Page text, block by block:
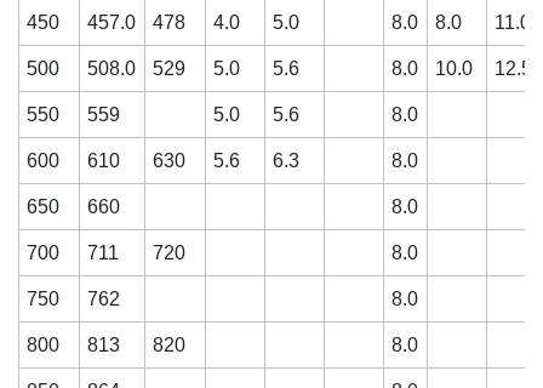
450 457.0 478 4.0 5.0 8.0 8.0 11.0
500 508.0 529 5.0 5.6 8.0 10.0 12.5
550 559 5.0 5.6 8.0
600 610 630 5.6 6.3 8.0
650 660 8.0
700 711 720 8.0
750 762 8.0
800 813 820 8.0